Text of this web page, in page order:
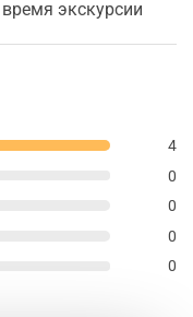
экскурсии
4
0
0
0
0